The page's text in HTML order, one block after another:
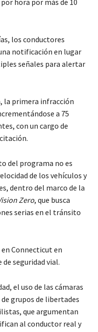
los conductores
notificación en lugar
señales para alertar
la primera infracción
a 75
con un cargo de
del programa no es
de los vehículos y
dentro del marco de la
Zero, que busca
serias en el tránsito
Connecticut en
seguridad vial.
el uso de las cámaras
grupos de libertades
que argumentan
al conductor real y